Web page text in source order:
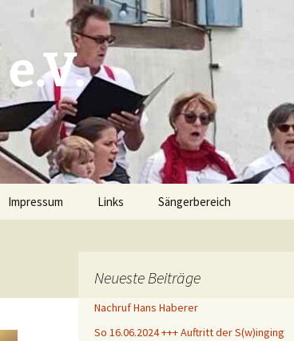
Impressum
Datenschutzerklärung
Links Sängerbereich
Neueste Beiträge
Nachruf Hans Haberer
So 16.06.2024 +++ Auftritt der S(w)inging